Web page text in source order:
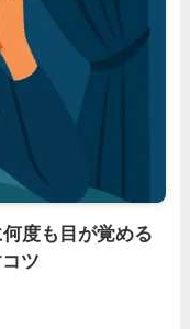
度も目が覚める
ツ